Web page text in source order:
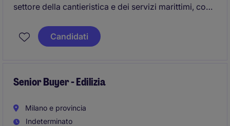
settore della cantieristica e dei servizi marittimi, con
Mediterraneo, siamo alla ricerca di un Technical
Buyer.
l'approvvigionamento di materiali e servizi tecnici a
Candidati
Senior Buyer - Edilizia
Milano e provincia
Indeterminato